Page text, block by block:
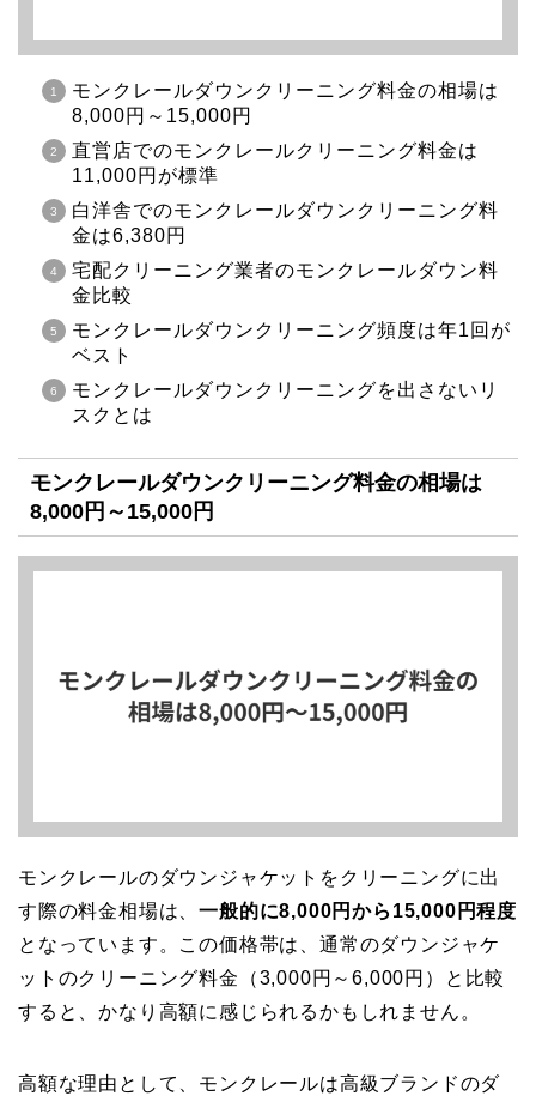
モンクレールダウンクリーニング料金の相場は
8,000円～15,000円
直営店でのモンクレールクリーニング料金は
11,000円が標準
白洋舎でのモンクレールダウンクリーニング料
金は6,380円
宅配クリーニング業者のモンクレールダウン料
金比較
モンクレールダウンクリーニング頻度は年1回が
ベスト
モンクレールダウンクリーニングを出さないリ
スクとは
モンクレールダウンクリーニング料金の相場は
8,000円～15,000円
モンクレールのダウンジャケットをクリーニングに出
す際の料金相場は、一般的に8,000円から15,000円程度
となっています。この価格帯は、通常のダウンジャケ
ットのクリーニング料金（3,000円～6,000円）と比較
すると、かなり高額に感じられるかもしれません。
高額な理由として、モンクレールは高級ブランドのダ